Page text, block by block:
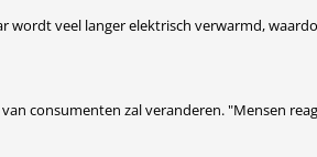
wordt veel langer elektrisch verwarmd,
consumenten zal veranderen. "Mensen